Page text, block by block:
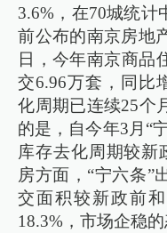
3.6%，在70城统计
前公布的南京房地
日，今年南京商品
交6.96万套，同比
化周期已连续25个
的是，自今年3月“
库存去化周期较新
房方面，“宁六条”
交面积较新政前和
18.3%，市场企稳的